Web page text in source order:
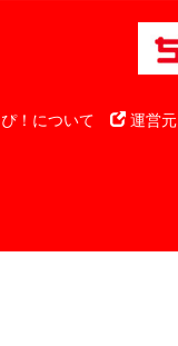
！について 運営元